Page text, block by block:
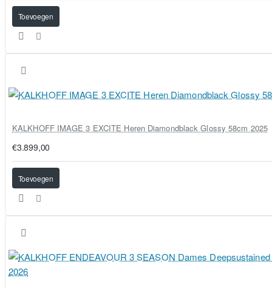
Toevoegen
KALKHOFF IMAGE 3 EXCITE Heren Diamondblack Glossy 58cm 2025
€3.899,00
Toevoegen